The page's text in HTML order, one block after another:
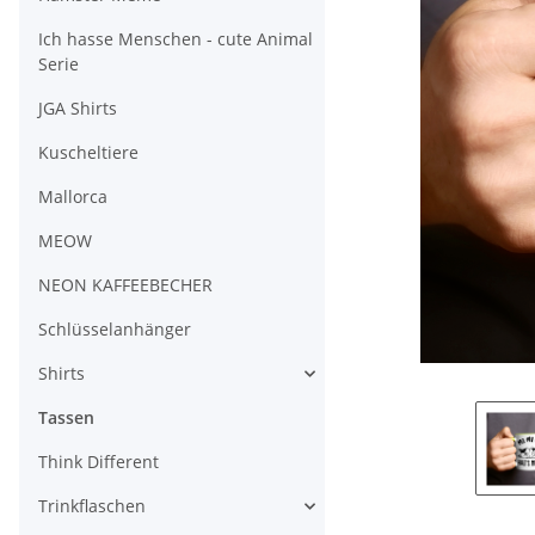
Ich hasse Menschen - cute Animal
Serie
JGA Shirts
Kuscheltiere
Mallorca
MEOW
NEON KAFFEEBECHER
Schlüsselanhänger
Shirts
Tassen
Think Different
Trinkflaschen